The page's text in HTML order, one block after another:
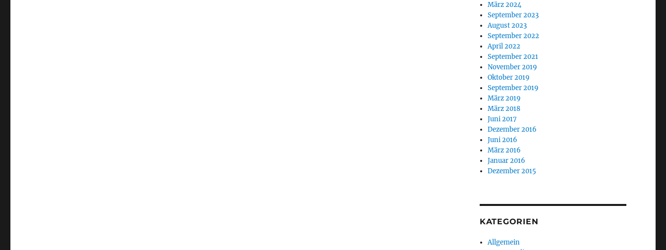
März 2024
September 2023
August 2023
September 2022
April 2022
September 2021
November 2019
Oktober 2019
September 2019
März 2019
März 2018
Juni 2017
Dezember 2016
Juni 2016
März 2016
Januar 2016
Dezember 2015
KATEGORIEN
Allgemein